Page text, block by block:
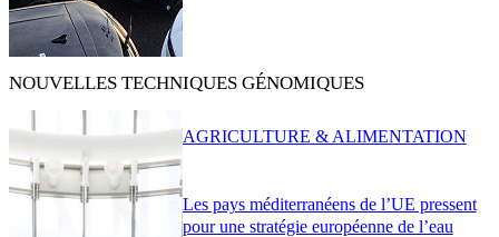
NOUVELLES TECHNIQUES GÉNOMIQUES
Les pays méditerranéens de l’UE pressent
pour une stratégie européenne de l’eau
AGRICULTURE & ALIMENTATION